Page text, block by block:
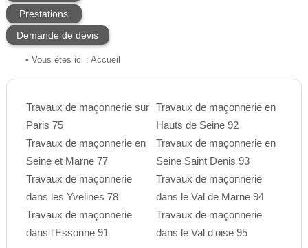
Prestations
Demande de devis
• Vous êtes ici : Accueil
Travaux de maçonnerie sur
Paris 75
Travaux de maçonnerie en
Seine et Marne 77
Travaux de maçonnerie
dans les Yvelines 78
Travaux de maçonnerie
dans l'Essonne 91
Travaux de maçonnerie en
Hauts de Seine 92
Travaux de maçonnerie en
Seine Saint Denis 93
Travaux de maçonnerie
dans le Val de Marne 94
Travaux de maçonnerie
dans le Val d'oise 95